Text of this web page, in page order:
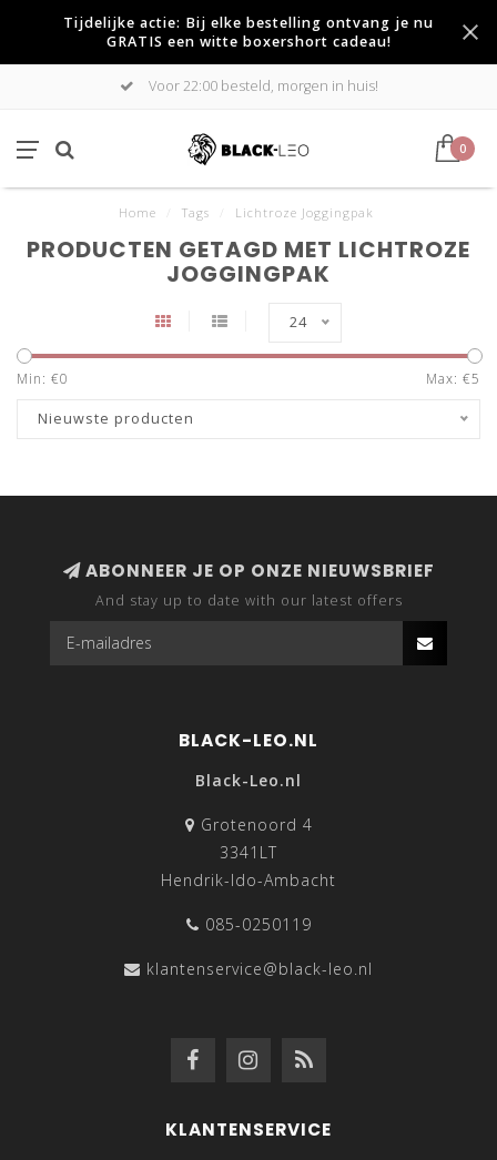
Tijdelijke actie: Bij elke bestelling ontvang je nu
GRATIS een witte boxershort cadeau!
Voor 22:00 besteld, morgen in huis!
0
Home Tags Lichtroze Joggingpak
PRODUCTEN GETAGD MET LICHTROZE
JOGGINGPAK
24
Min: €0 Max: €5
Nieuwste producten
ABONNEER JE OP ONZE NIEUWSBRIEF
And stay up to date with our latest offers
BLACK-LEO.NL
Black-Leo.nl
Grotenoord 4
3341LT
Hendrik-Ido-Ambacht
085-0250119
klantenservice@black-leo.nl
KLANTENSERVICE